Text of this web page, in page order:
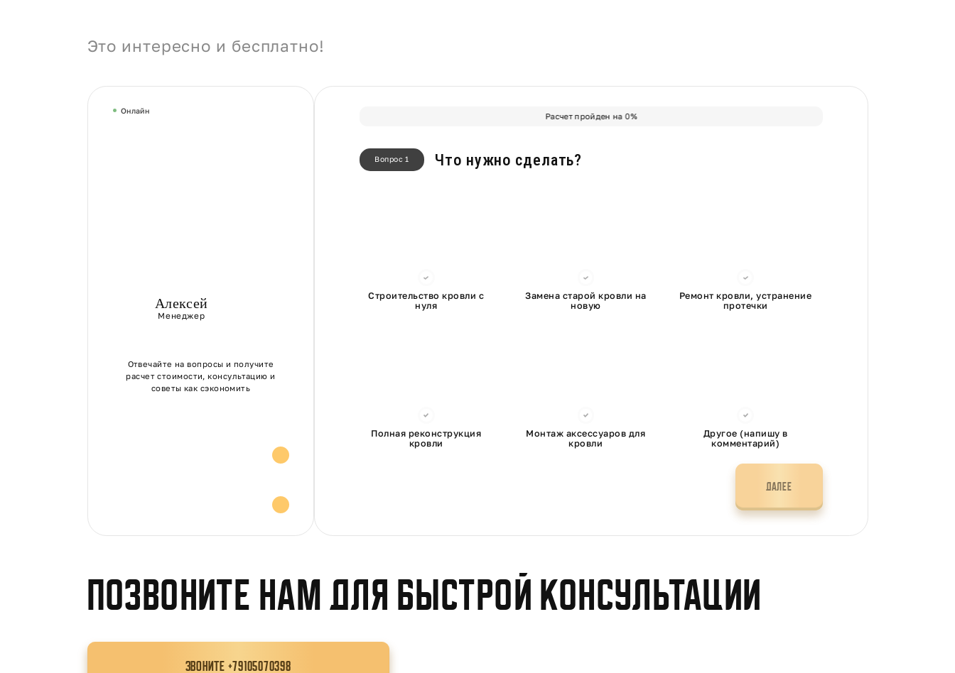
Это интересно и бесплатно!
Расчет пройден на0%
Вопрос 1 Что нужно сделать?
Строительство кровли с
нуля
Замена старой кровли на
новую
Ремонт кровли, устранение
протечки
Полная реконструкция
кровли
Монтаж аксессуаров для
кровли
Другое (напишу в
комментарий)
ДАЛЕЕ
Онлайн
Алексей
Менеджер
Отвечайте на вопросы и получите
расчет стоимости, консультацию и
советы как сэкономить
Позвоните нам для быстрой консультации
ЗВОНИТЕ +79105070398